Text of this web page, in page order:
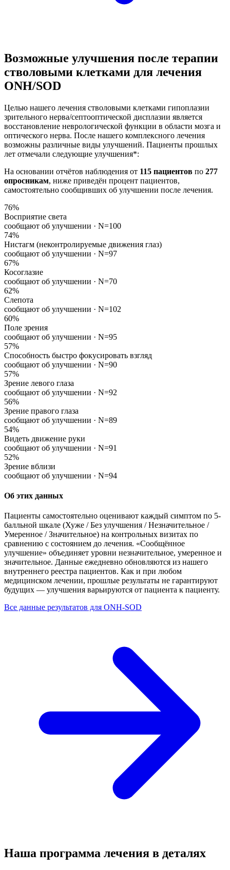
Возможные улучшения после терапии
стволовыми клетками для лечения
ONH/SOD
Целью нашего лечения стволовыми клетками гипоплазии
зрительного нерва/септооптической дисплазии является
восстановление неврологической функции в области мозга и
оптического нерва. После нашего комплексного лечения
возможны различные виды улучшений. Пациенты прошлых
лет отмечали следующие улучшения*:
На основании отчётов наблюдения от 115 пациентов по 277
опросникам, ниже приведён процент пациентов,
самостоятельно сообщивших об улучшении после лечения.
76%
Восприятие света
сообщают об улучшении · N=100
74%
Нистагм (неконтролируемые движения глаз)
сообщают об улучшении · N=97
67%
Косоглазие
сообщают об улучшении · N=70
62%
Слепота
сообщают об улучшении · N=102
60%
Поле зрения
сообщают об улучшении · N=95
57%
Способность быстро фокусировать взгляд
сообщают об улучшении · N=90
57%
Зрение левого глаза
сообщают об улучшении · N=92
56%
Зрение правого глаза
сообщают об улучшении · N=89
54%
Видеть движение руки
сообщают об улучшении · N=91
52%
Зрение вблизи
сообщают об улучшении · N=94
Об этих данных
Пациенты самостоятельно оценивают каждый симптом по 5-
балльной шкале (Хуже / Без улучшения / Незначительное /
Умеренное / Значительное) на контрольных визитах по
сравнению с состоянием до лечения. «Сообщённое
улучшение» объединяет уровни незначительное, умеренное и
значительное. Данные ежедневно обновляются из нашего
внутреннего реестра пациентов. Как и при любом
медицинском лечении, прошлые результаты не гарантируют
будущих — улучшения варьируются от пациента к пациенту.
Все данные результатов для ONH-SOD
Наша программа лечения в деталях